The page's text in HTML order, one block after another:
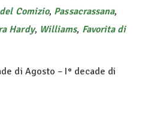
Comizio, Passacrassana,
Hardy, Williams, Favorita di
di Agosto – I° decade di